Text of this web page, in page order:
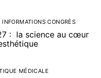
INFORMATIONS CONGRÈS
: la science au cœur
MÉDICALE